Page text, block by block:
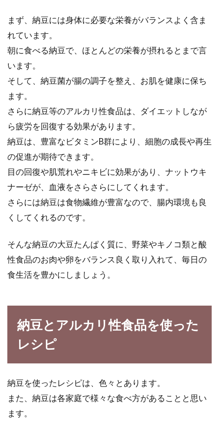
まず、納豆には身体に必要な栄養がバランスよく含ま
れています。
朝に食べる納豆で、ほとんどの栄養が摂れるとまで言
います。
そして、納豆菌が腸の調子を整え、お肌を健康に保ち
ます。
さらに納豆等のアルカリ性食品は、ダイエットしなが
ら疲労を回復する効果があります。
納豆は、豊富なビタミンB群により、細胞の成長や再生
の促進が期待できます。
目の回復や肌荒れやニキビに効果があり、ナットウキ
ナーゼが、血液をさらさらにしてくれます。
さらには納豆は食物繊維が豊富なので、腸内環境も良
くしてくれるのです。
そんな納豆の大豆たんぱく質に、野菜やキノコ類と酸
性食品のお肉や卵をバランス良く取り入れて、毎日の
食生活を豊かにしましょう。
納豆とアルカリ性食品を使った
レシピ
納豆を使ったレシピは、色々とあります。
また、納豆は各家庭で様々な食べ方があることと思い
ます。